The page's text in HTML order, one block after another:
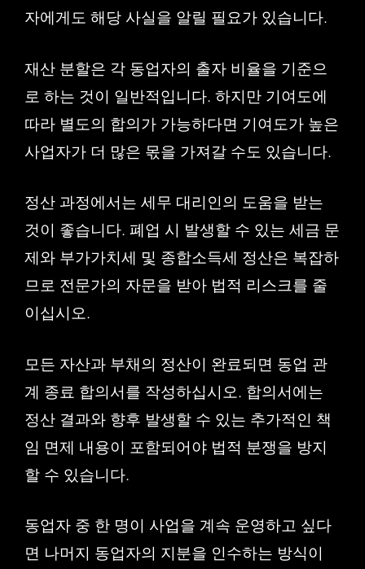
자에게도 해당 사실을 알릴 필요가 있습니다.
재산 분할은 각 동업자의 출자 비율을 기준으
로 하는 것이 일반적입니다. 하지만 기여도에
따라 별도의 합의가 가능하다면 기여도가 높은
사업자가 더 많은 몫을 가져갈 수도 있습니다.
정산 과정에서는 세무 대리인의 도움을 받는
것이 좋습니다. 폐업 시 발생할 수 있는 세금 문
제와 부가가치세 및 종합소득세 정산은 복잡하
므로 전문가의 자문을 받아 법적 리스크를 줄
이십시오.
모든 자산과 부채의 정산이 완료되면 동업 관
계 종료 합의서를 작성하십시오. 합의서에는
정산 결과와 향후 발생할 수 있는 추가적인 책
임 면제 내용이 포함되어야 법적 분쟁을 방지
할 수 있습니다.
동업자 중 한 명이 사업을 계속 운영하고 싶다
면 나머지 동업자의 지분을 인수하는 방식이